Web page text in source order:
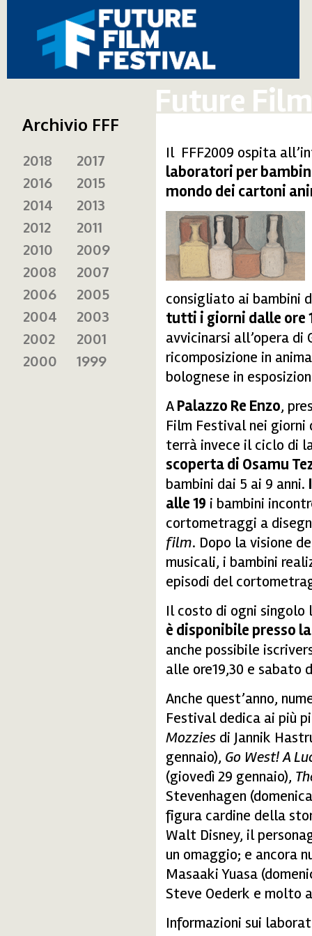
Future
Il FFF2009 ospita
laboratori per
mondo dei cartoni
morandi_we.gif
consigliato ai bambini
tutti i giorni dalle ore
avvicinarsi all’opera
ricomposizione in
bolognese in
tezuka_web.gif
APalazzo Re Enzo,
Film Festival nei
terrà invece il ciclo di
scoperta di Osamu
bambini dai 5 ai 9 anni.
alle 19 i bambini
cortometraggi a
film. Dopo la visione
musicali, i bambini
episodi del
Il costo di ogni
è disponibile presso
anche possibile
alle ore19,30 e sabato
Anche quest’anno,
Festival dedica ai più
Mozzies di Jannik
gennaio), Go West! A
(giovedì 29 gennaio),
Stevenhagen
figura cardine della
Walt Disney, il
un omaggio; e ancora
Masaaki Yuasa
Steve Oederk e molto
Informazioni sui
Archivio FFF
2018
2017
2016
2015
2014
2013
2012
2011
2010
2009
2008
2007
2006
2005
2004
2003
2002
2001
2000
1999